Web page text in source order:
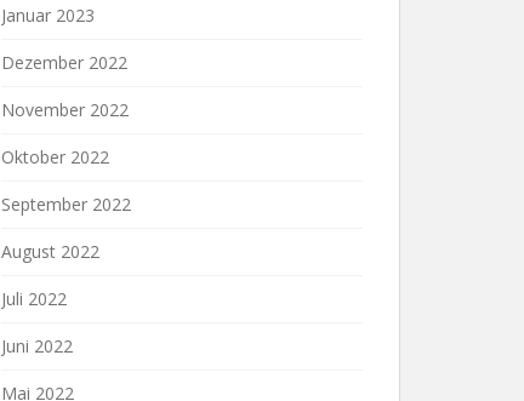
Januar 2023
Dezember 2022
November 2022
Oktober 2022
September 2022
August 2022
Juli 2022
Juni 2022
Mai 2022